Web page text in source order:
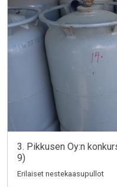
3. Pikkusen Oy:n
9)
Erilaiset nestekaasupullot